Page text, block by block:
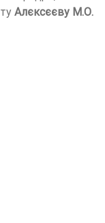
Алєксєєву М.О.